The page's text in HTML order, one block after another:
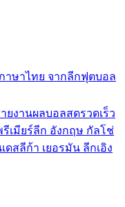
าษาไทย จากลีกฟุตบอล
ยงานผลบอลสดรวดเร็ว
เมียร์ลีก อังกฤษ กัลโช่
ดสลีก้า เยอรมัน ลีกเอิง